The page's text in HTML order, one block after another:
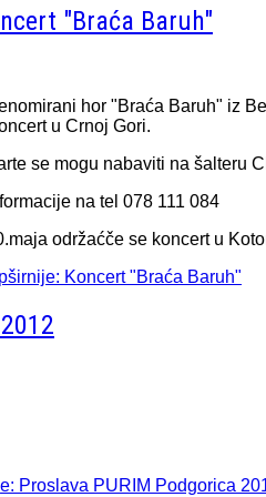
"Braća Baruh"
hor "Braća Baruh" iz
u Crnoj Gori.
se mogu nabaviti na šalteru
na tel 078 111 084
održaćče se koncert u
Koncert "Braća Baruh"
Proslava PURIM Podgorica